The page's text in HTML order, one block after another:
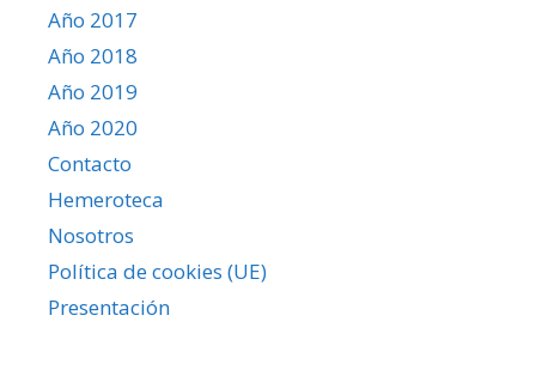
Año 2017
Año 2018
Año 2019
Año 2020
Contacto
Hemeroteca
Nosotros
Política de cookies (UE)
Presentación